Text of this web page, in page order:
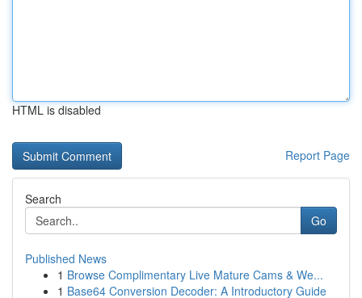
HTML is disabled
Report Page
Search
Go
Published News
1 Browse Complimentary Live Mature Cams & We...
1 Base64 Conversion Decoder: A Introductory Guide